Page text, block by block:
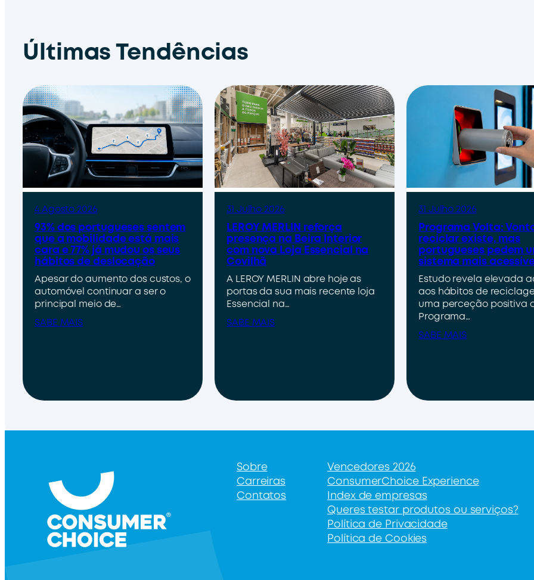
Últimas Tendências
4 Agosto 2026
93% dos portugueses sentem
que a mobilidade está mais
cara e 77% já mudou os seus
hábitos de deslocação
Apesar do aumento dos custos, o
automóvel continuar a ser o
principal meio de…
SABE MAIS
31 Julho 2026
LEROY MERLIN reforça
presença na Beira Interior
com nova Loja Essencial na
Covilhã
A LEROY MERLIN abre hoje as
portas da sua mais recente loja
Essencial na…
SABE MAIS
31 Julho 2026
Programa Volta:
reciclar existe, mas
portugueses pedem
sistema mais
Estudo revela elevada
aos hábitos de
uma perceção positiva
Programa…
SABE MAIS
Sobre
Carreiras
Contatos
Vencedores 2026
ConsumerChoice Experience
Index de empresas
Queres testar produtos ou serviços?
Política de Privacidade
Política de Cookies